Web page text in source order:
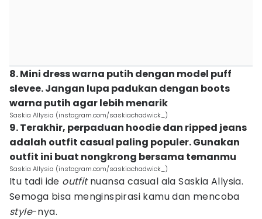
8. Mini dress warna putih dengan model puff
slevee. Jangan lupa padukan dengan boots
warna putih agar lebih menarik
Saskia Allysia (instagram.com/saskiachadwick_)
9. Terakhir, perpaduan hoodie dan ripped jeans
adalah outfit casual paling populer. Gunakan
outfit ini buat nongkrong bersama temanmu
Saskia Allysia (instagram.com/saskiachadwick_)
Itu tadi ide outfitnuansa casual ala Saskia Allysia.
Semoga bisa menginspirasi kamu dan mencoba
style-nya.